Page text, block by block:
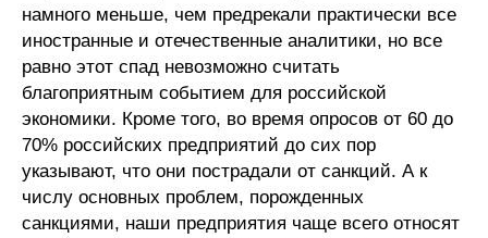
Регулярные прогнозы
Квартальный прогноз
Краткосрочный прогноз
Оценка индекса промышленного
производства
намного меньше, чем предрекали практически все
иностранные и отечественные аналитики, но все
равно этот спад невозможно считать
благоприятным событием для российской
экономики. Кроме того, во время опросов от 60 до
70% российских предприятий до сих пор
указывают, что они пострадали от санкций. А к
числу основных проблем, порожденных
санкциями, наши предприятия чаще всего относят